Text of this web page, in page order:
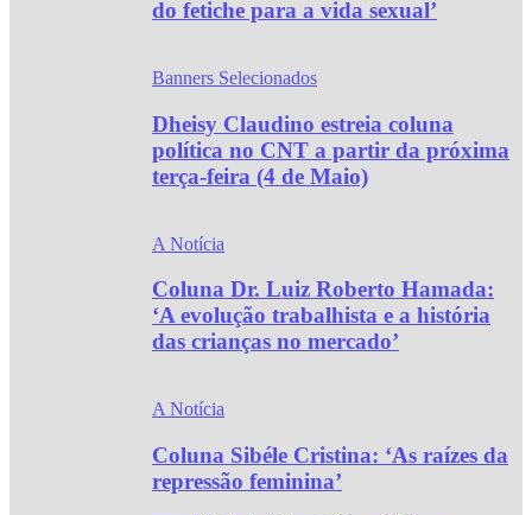
do fetiche para a vida sexual’
Banners Selecionados
Dheisy Claudino estreia coluna
política no CNT a partir da próxima
terça-feira (4 de Maio)
A Notícia
Coluna Dr. Luiz Roberto Hamada:
‘A evolução trabalhista e a história
das crianças no mercado’
A Notícia
Coluna Sibéle Cristina: ‘As raízes da
repressão feminina’